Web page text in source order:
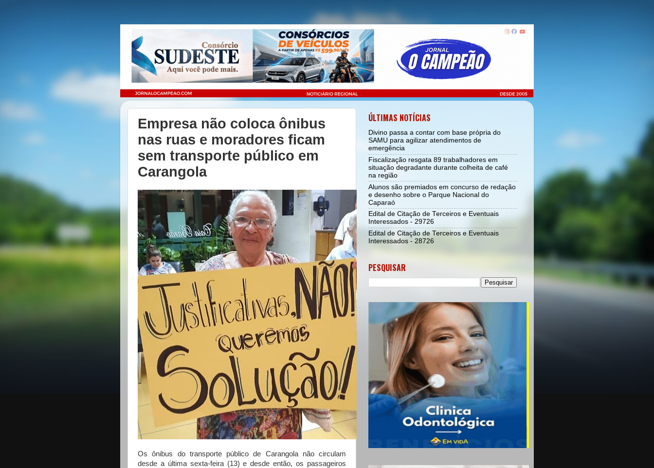
Empresa não coloca ônibus
nas ruas e moradores ficam
sem transporte público em
Carangola
Os ônibus do transporte público de Carangola não circulam
desde a última sexta-feira (13) e desde então, os passageiros
ÚLTIMAS NOTÍCIAS
Divino passa a contar com base própria do
SAMU para agilizar atendimentos de
emergência
Fiscalização resgata 89 trabalhadores em
situação degradante durante colheita de café
na região
Alunos são premiados em concurso de redação
e desenho sobre o Parque Nacional do
Caparaó
Edital de Citação de Terceiros e Eventuais
Interessados - 29726
Edital de Citação de Terceiros e Eventuais
Interessados - 28726
PESQUISAR